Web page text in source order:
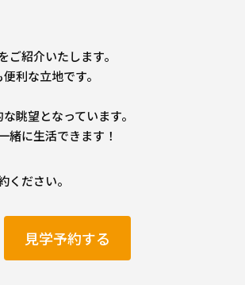
紹介いたします。
利な立地です。
眺望となっています。
緒に生活できます！
ください。
見学予約する